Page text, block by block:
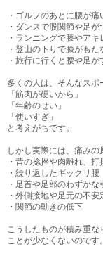
・ゴルフのあとに腰が痛
・ダンスで股関節や足が
・ランニングで膝やアキ
・登山の下りで膝がもた
・旅行に行くと腰や足が
多くの人は、そんなスポ
「筋肉が硬いから」
「年齢のせい」
「使いすぎ」
と考えがちです。
しかし実際には、痛みの
・昔の捻挫や肉離れ、打
・繰り返したギックリ腰
・足首や足部のわずかな
・外側接地や足元の不安
・関節の動きの低下
こうしたものが積み重
ことが少なくないのです。